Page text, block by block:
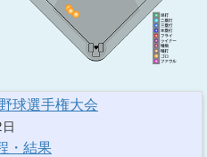
球選手権大会
・結果